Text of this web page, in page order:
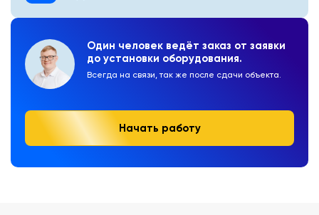
Один человек ведёт заказ от заявки
до установки оборудования.
Всегда на связи, так же после сдачи объекта.
Начать работу